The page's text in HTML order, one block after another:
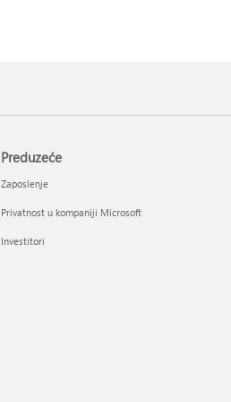
Preduzeće
Zaposlenje
Privatnost u kompaniji Microsoft
Investitori